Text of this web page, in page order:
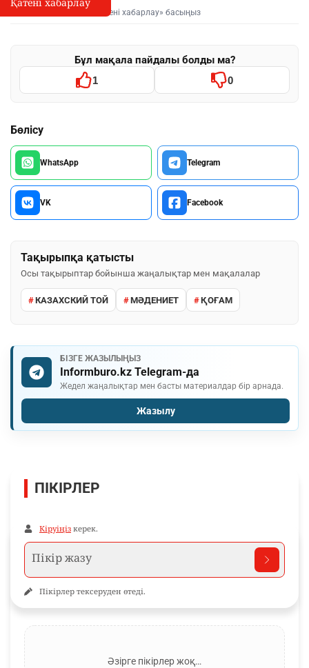
I
Мәтінді белгілеп, «Қатені хабарлау» басыңыз
Бұл мақала пайдалы болды ма?
1 0
Бөлісу
WhatsApp Telegram
VK Facebook
Тақырыпқа қатысты
Осы тақырыптар бойынша жаңалықтар мен мақалалар
КАЗАХСКИЙ ТОЙ МӘДЕНИЕТ ҚОҒАМ
БІЗГЕ ЖАЗЫЛЫҢЫЗ
Informburo.kz Telegram-да
Жедел жаңалықтар мен басты материалдар бір арнада.
Жазылу
ПІКІРЛЕР
Кіруіңіз керек.
Пікірлер тексеруден өтеді.
Әзірге пікірлер жоқ…